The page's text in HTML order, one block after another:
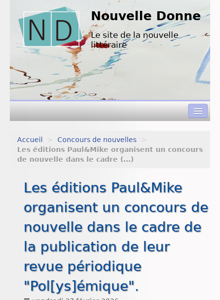
Nouvelle Donne
Le site de la nouvelle
littéraire
Concours de nouvelles
Nouvelles à lire
L’équipe de ND
Chroniques
Accueil > Concours de nouvelles
>
Les éditions Paul&Mike organisent un concours
de nouvelle dans le cadre (...)
Les éditions Paul&Mike
organisent un concours de
nouvelle dans le cadre de
la publication de leur
revue périodique
"Pol[ys]émique".